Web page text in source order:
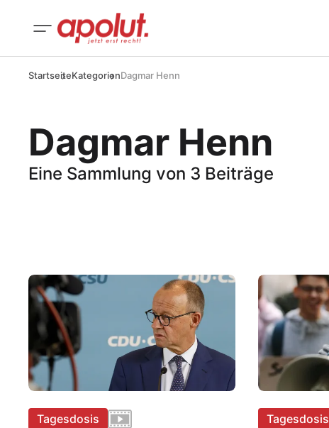
StartseiteKategorienDagmar Henn
Dagmar Henn
Eine Sammlung von 3 Beiträge
Tagesdosis Tagesdosis